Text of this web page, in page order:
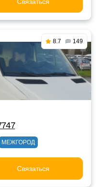
8.7 149
МЕЖГОРОД
Связаться